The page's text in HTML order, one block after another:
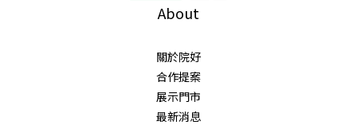
About
關於院好
合作提案
展示門市
最新消息